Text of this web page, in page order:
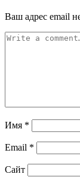
Ваш адрес email
Имя *
Email *
Сайт